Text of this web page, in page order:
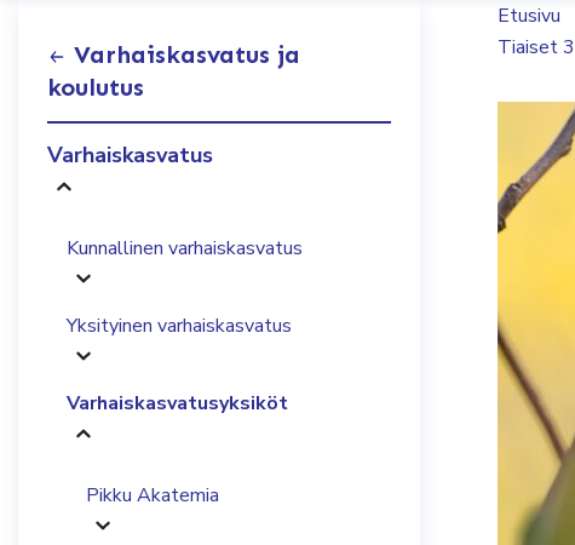
Varhaiskasvatus ja
koulutus
Varhaiskasvatus
Kunnallinen varhaiskasvatus
Yksityinen varhaiskasvatus
Varhaiskasvatusyksiköt
Pikku Akatemia
Etusivu
Tiaiset